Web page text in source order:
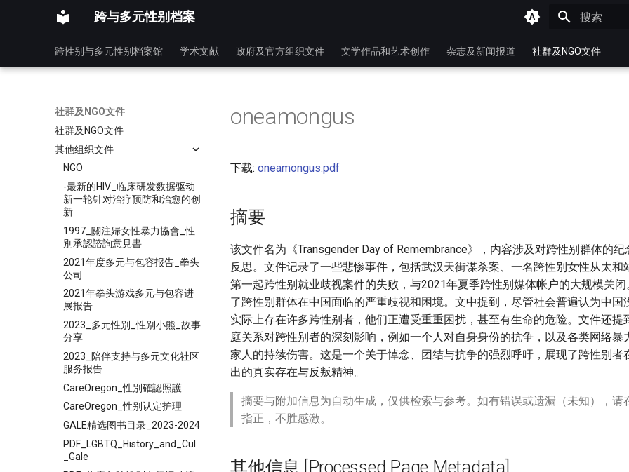
跨与多元性别档案
跨性别与多元性别档案馆 学术文献 政府及官方组织文件 文学作品和艺术创作 杂志及新闻报道 社群及NGO文件
社群及NGO文件
社群及NGO文件
其他组织文件
NGO
-最新的HIV_临床研发数据驱动
新一轮针对治疗预防和治愈的创
新
1997_關注婦女性暴力協會_性
別承認諮詢意見書
2021年度多元与包容报告_拳头
公司
2021年拳头游戏多元与包容进
展报告
2023_多元性别_性别小熊_故事
分享
2023_陪伴支持与多元文化社区
服务报告
CareOregon_性別確認照護
CareOregon_性别认定护理
GALE精选图书目录_2023-2024
PDF_LGBTQ_History_and_Culture_Since_1940_-
_Gale
oneamongus
下载: oneamongus.pdf
摘要
该文件名为《Transgender Day of Remembrance》，内容涉及对跨性别群体的
反思。文件记录了一些悲惨事件，包括武汉天街谋杀案、一名跨性别女性从太和
第一起跨性别就业歧视案件的失败，与2021年夏季跨性别媒体帐户的大规模关
了跨性别群体在中国面临的严重歧视和困境。文中提到，尽管社会普遍认为中国
实际上存在许多跨性别者，他们正遭受重重困扰，甚至有生命的危险。文件还提
庭关系对跨性别者的深刻影响，例如一个人对自身身份的抗争，以及各类网络暴
家人的持续伤害。这是一个关于悼念、团结与抗争的强烈呼吁，展现了跨性别者
出的真实存在与反叛精神。
摘要与附加信息为自动生成，仅供检索与参考。如有错误或遗漏（未知），请
指正，不胜感激。
其他信息 [Processed Page Metadata]